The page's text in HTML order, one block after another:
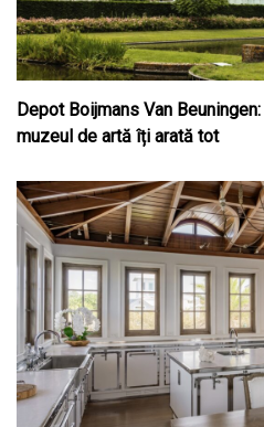
Depot Boijmans Van
muzeul de artă îți arată tot